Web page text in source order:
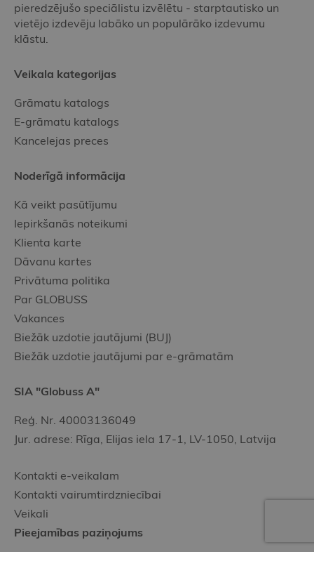
pieredzējušo speciālistu izvēlētu - starptautisko un
vietējo izdevēju labāko un populārāko izdevumu
klāstu.
Veikala kategorijas
Grāmatu katalogs
E-grāmatu katalogs
Kancelejas preces
Noderīgā informācija
Kā veikt pasūtījumu
Iepirkšanās noteikumi
Klienta karte
Dāvanu kartes
Privātuma politika
Par GLOBUSS
Vakances
Biežāk uzdotie jautājumi (BUJ)
Biežāk uzdotie jautājumi par e-grāmatām
SIA "Globuss A"
Reģ. Nr. 40003136049
Jur. adrese: Rīga, Elijas iela 17-1, LV-1050, Latvija
Kontakti e-veikalam
Kontakti vairumtirdzniecībai
Veikali
Pieejamības paziņojums